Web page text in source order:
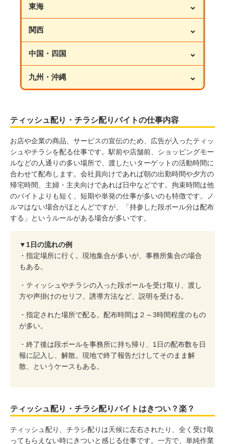
東海 ⌄
関西 ⌄
中国・四国 ⌄
九州・沖縄 ⌄
ティッシュ配り・チラシ配りバイトの仕事内容
お店や企業の商品、サービスの宣伝のため、広告が入ったティッ
シュやチラシを配る仕事です。駅前や店舗前、ショッピングモー
ルなどの人通りの多い場所で、渡したいターゲットの活動時間に
合わせて配布します。会社員向けであれば朝の出勤時間や夕方の
帰宅時間、主婦・主夫向けであれば日中などです。拘束時間は他
のバイトよりも短く、短期や単発の仕事が多いのも特徴です。ノ
ルマはない場合がほとんどですが、「持参した段ボール分は配布
する」というルールがある場合が多いです。
▼1日の流れの例
・指定場所に行く。現地集合が多いが、事務所集合の場合
もある。
・ティッシュやチラシの入った段ボールを受け取り、渡し
方や声掛けのセリフ、誘導方法など、説明を受ける。
・指定された場所で配る。配布時間は２～3時間程度のもの
が多い。
・終了後は段ボールを事務所に持ち帰り、1日の配布数を日
報に記入し、解散。現地で終了報告だけしてそのまま解
散、というケースもある。
ティッシュ配り・チラシ配りバイトはきつい？楽？
ティッシュ配り、チラシ配りは天候に左右されたり、全く受け取
ってもらえない時にきついと感じる仕事です。一方で、単純作業